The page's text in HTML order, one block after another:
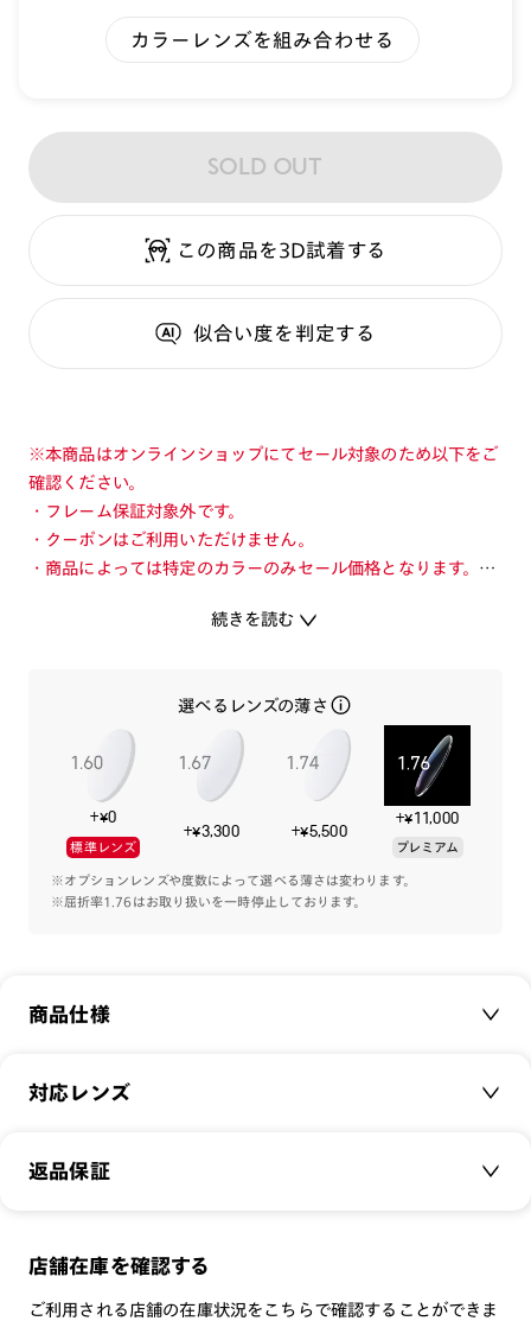
カラーレンズを組み合わせる
SOLD OUT
この商品を3D試着する
似合い度を判定する
※本商品はオンラインショップにてセール対象のため以下をご
確認ください。
・フレーム保証対象外です。
・クーポンはご利用いただけません。
・商品によっては特定のカラーのみセール価格となります。カ
・店舗とオンラインショップで価格が異なる場合があります。
長く使えるシンプルなデザイン性と快適なかけ心地のコンビネ
ーションフレーム。
ジャストサイズで掛けられる大きさと、落ち着いたカラーリン
グのフロント。軽量樹脂とβチタンでかけ心地を担保しまし
た。
デザインと機能面を合わせたON/OFF問わずにお使いいただけ
※鼻パッドの仕様変更により、画像と違う形状の鼻パッドで作
ご了承ください。
続きを読む
選べるレンズの薄さ
+¥0
標準レンズ
+¥3,300 +¥5,500
+¥11,000
プレミアム
※オプションレンズや度数によって選べる薄さは変わります。
※屈折率1.76はお取り扱いを一時停止しております。
商品仕様
商品名：
サイズ：
シリーズ： TODAY
性別： UNISEX
対応レンズ
クリアレンズ（常用・老眼鏡用）
JINS SCREEN
返品保証
メガネの度数が合わなくなっても、
店舗在庫を確認する
ご利用される店舗の在庫状況をこちらで確認することができま